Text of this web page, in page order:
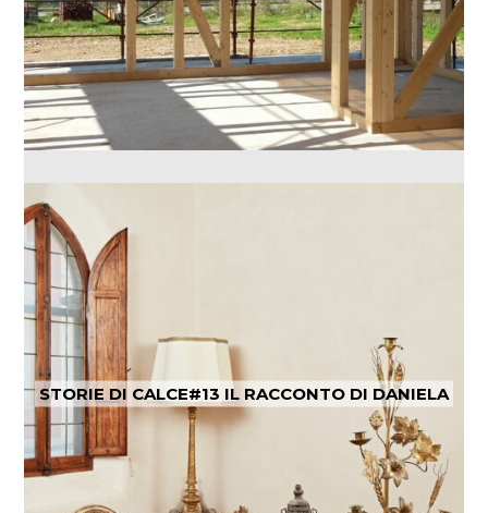
STORIE DI CALCE#13 IL RACCONTO DI DANIELA